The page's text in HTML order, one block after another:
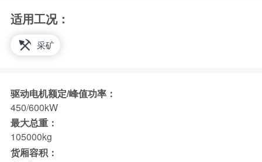
适用工况：
采矿
驱动电机额定/峰值功率：
450/600kW
最大总重：
105000kg
货厢容积：